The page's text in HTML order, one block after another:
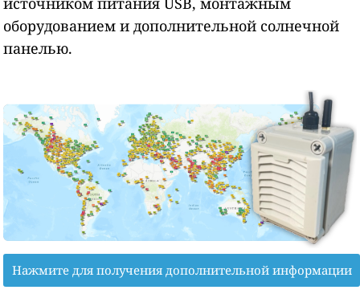
оборудованием и дополнительной солнечной
панелью.
Нажмите для получения дополнительной информации